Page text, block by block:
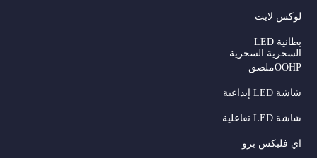
لوكس لايت
بطانية LED
السحرية السحرية
OOHPملصق
شاشة LED إبداعية
شاشة LED تفاعلية
اي فليكس برو